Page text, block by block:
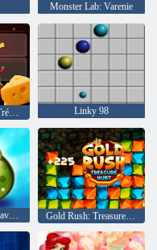
Monster Lab: Varenie
Recept na pizzu: Tréning pamäte Linky 98
Dobrodružstvo šťavnatých bobúľ Gold Rush: Treasure Hunter